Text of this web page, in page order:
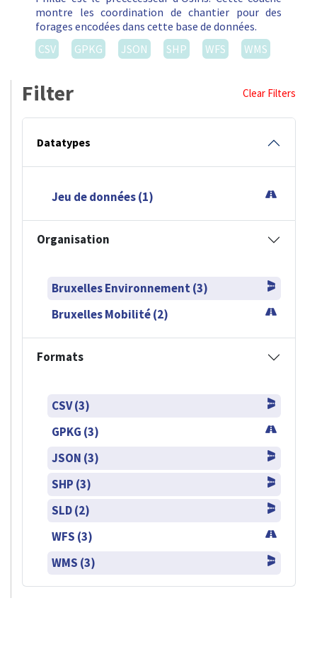
montre les coordination de chantier pour des
forages encodées dans cette base de données.
CSV
GPKG JSON SHP WFS WMS
Filter Clear Filters
Datatypes
Jeu de données (1)
Organisation
Bruxelles Environnement (3)
Bruxelles Mobilité (2)
Formats
CSV (3)
GPKG (3)
JSON (3)
SHP (3)
SLD (2)
WFS (3)
WMS (3)